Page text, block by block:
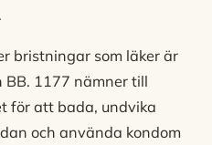
bristningar som läker är
1177 nämner till
för att bada, undvika
och använda kondom